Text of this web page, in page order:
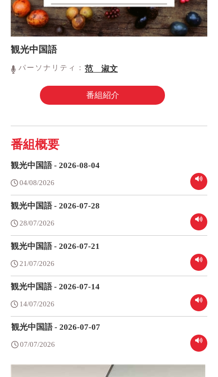
観光中国語
パーソナリティ：范 淑文
番組紹介
番組概要
観光中国語 - 2026-08-04
04/08/2026
観光中国語 - 2026-07-28
28/07/2026
観光中国語 - 2026-07-21
21/07/2026
観光中国語 - 2026-07-14
14/07/2026
観光中国語 - 2026-07-07
07/07/2026